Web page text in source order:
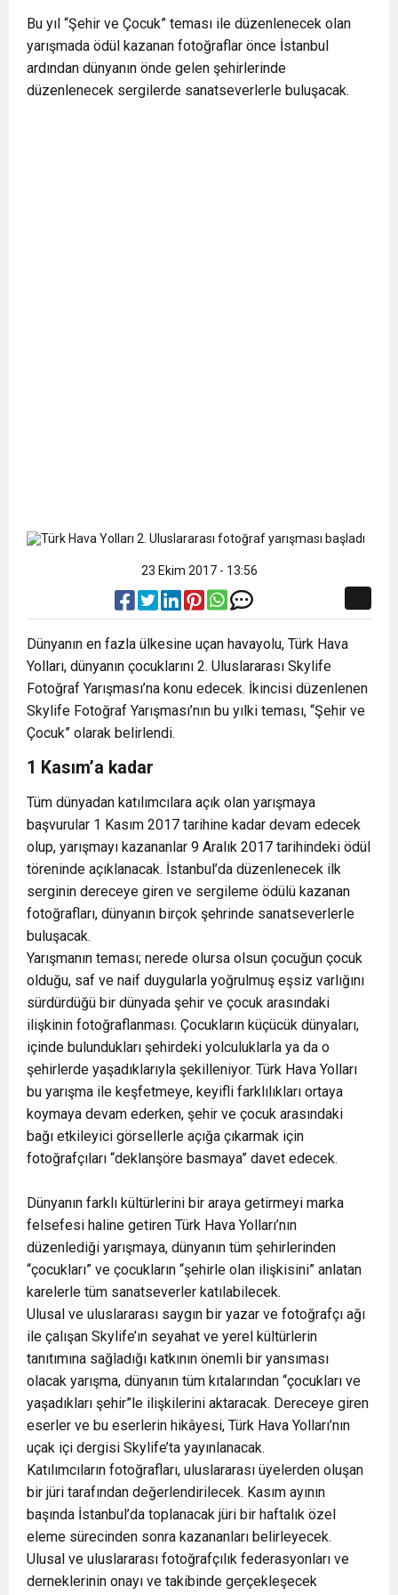
0:12 Nar suyunun antioksidan seviyesi yeşil çaydan
daha yüksek
0:07 DİTİB kurucularından Abdullah Uzunalioğlu‘nun
Bu yıl “Şehir ve Çocuk” teması ile düzenlenecek olan
yarışmada ödül kazanan fotoğraflar önce İstanbul
ardından dünyanın önde gelen şehirlerinde
düzenlenecek sergilerde sanatseverlerle buluşacak.
23 Ekim 2017 - 13:56
Dünyanın en fazla ülkesine uçan havayolu, Türk Hava
Yolları, dünyanın çocuklarını 2. Uluslararası Skylife
Fotoğraf Yarışması’na konu edecek. İkincisi düzenlenen
Skylife Fotoğraf Yarışması’nın bu yılki teması, “Şehir ve
Çocuk” olarak belirlendi.
1 Kasım’a kadar
Tüm dünyadan katılımcılara açık olan yarışmaya
başvurular 1 Kasım 2017 tarihine kadar devam edecek
olup, yarışmayı kazananlar 9 Aralık 2017 tarihindeki ödül
töreninde açıklanacak. İstanbul’da düzenlenecek ilk
serginin dereceye giren ve sergileme ödülü kazanan
fotoğrafları, dünyanın birçok şehrinde sanatseverlerle
buluşacak.
Yarışmanın teması; nerede olursa olsun çocuğun çocuk
olduğu, saf ve naif duygularla yoğrulmuş eşsiz varlığını
sürdürdüğü bir dünyada şehir ve çocuk arasındaki
ilişkinin fotoğraflanması. Çocukların küçücük dünyaları,
içinde bulundukları şehirdeki yolculuklarla ya da o
şehirlerde yaşadıklarıyla şekilleniyor. Türk Hava Yolları
bu yarışma ile keşfetmeye, keyifli farklılıkları ortaya
koymaya devam ederken, şehir ve çocuk arasındaki
bağı etkileyici görsellerle açığa çıkarmak için
fotoğrafçıları “deklanşöre basmaya” davet edecek.
Dünyanın farklı kültürlerini bir araya getirmeyi marka
felsefesi haline getiren Türk Hava Yolları’nın
düzenlediği yarışmaya, dünyanın tüm şehirlerinden
“çocukları” ve çocukların “şehirle olan ilişkisini” anlatan
karelerle tüm sanatseverler katılabilecek.
Ulusal ve uluslararası saygın bir yazar ve fotoğrafçı ağı
ile çalışan Skylife’ın seyahat ve yerel kültürlerin
tanıtımına sağladığı katkının önemli bir yansıması
olacak yarışma, dünyanın tüm kıtalarından “çocukları ve
yaşadıkları şehir”le ilişkilerini aktaracak. Dereceye giren
eserler ve bu eserlerin hikâyesi, Türk Hava Yolları’nın
uçak içi dergisi Skylife’ta yayınlanacak.
Katılımcıların fotoğrafları, uluslararası üyelerden oluşan
bir jüri tarafından değerlendirilecek. Kasım ayının
başında İstanbul’da toplanacak jüri bir haftalık özel
eleme sürecinden sonra kazananları belirleyecek.
Ulusal ve uluslararası fotoğrafçılık federasyonları ve
derneklerinin onayı ve takibinde gerçekleşecek